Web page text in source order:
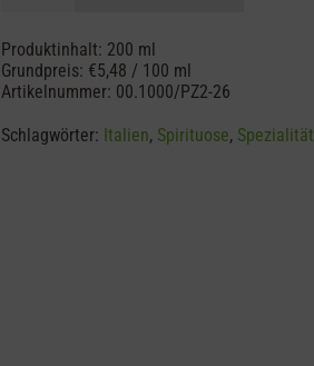
18
Barrique
Menge
Produktinhalt: 200 ml
Grundpreis: €5,48 / 100 ml
Artikelnummer: 00.1000/PZ2-26
Schlagwörter: Italien, Spirituose, Spezialität